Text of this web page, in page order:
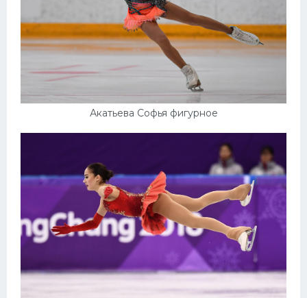
Акатьева Софья фигурное